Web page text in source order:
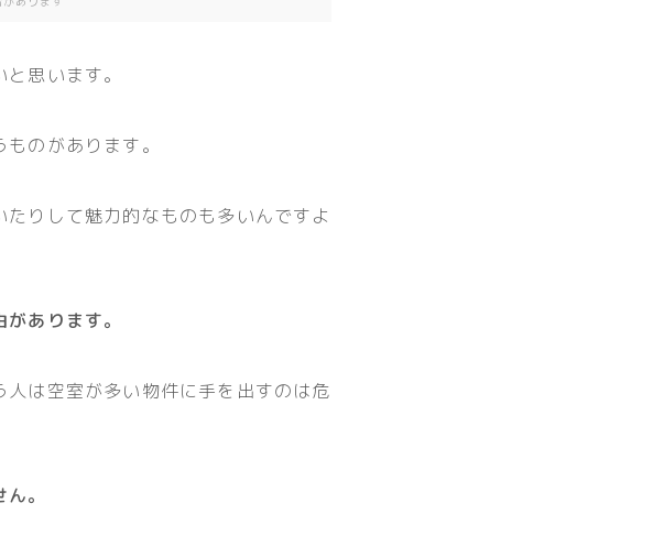
思います。
ものがあります。
りして魅力的なものも多いんですよ
あります。
は空室が多い物件に手を出すのは危
。